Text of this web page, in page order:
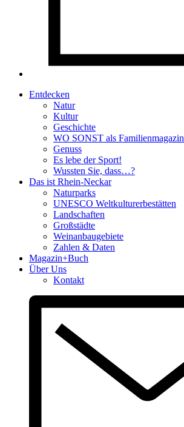
Entdecken
Natur
Kultur
Geschichte
WO SONST als Familienmagazin
Genuss
Es lebe der Sport!
Wussten Sie, dass…?
Das ist Rhein-Neckar
Naturparks
UNESCO Weltkulturerbestätten
Landschaften
Großstädte
Weinanbaugebiete
Zahlen & Daten
Magazin+Buch
Über Uns
Kontakt